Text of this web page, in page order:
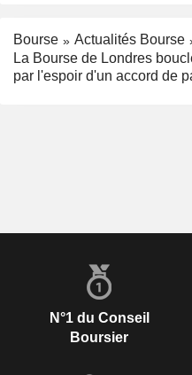
Bourse
Actualités Bourse
La Bourse de Londres
par l'espoir d'un accord de
N°1 du Conseil
Boursier